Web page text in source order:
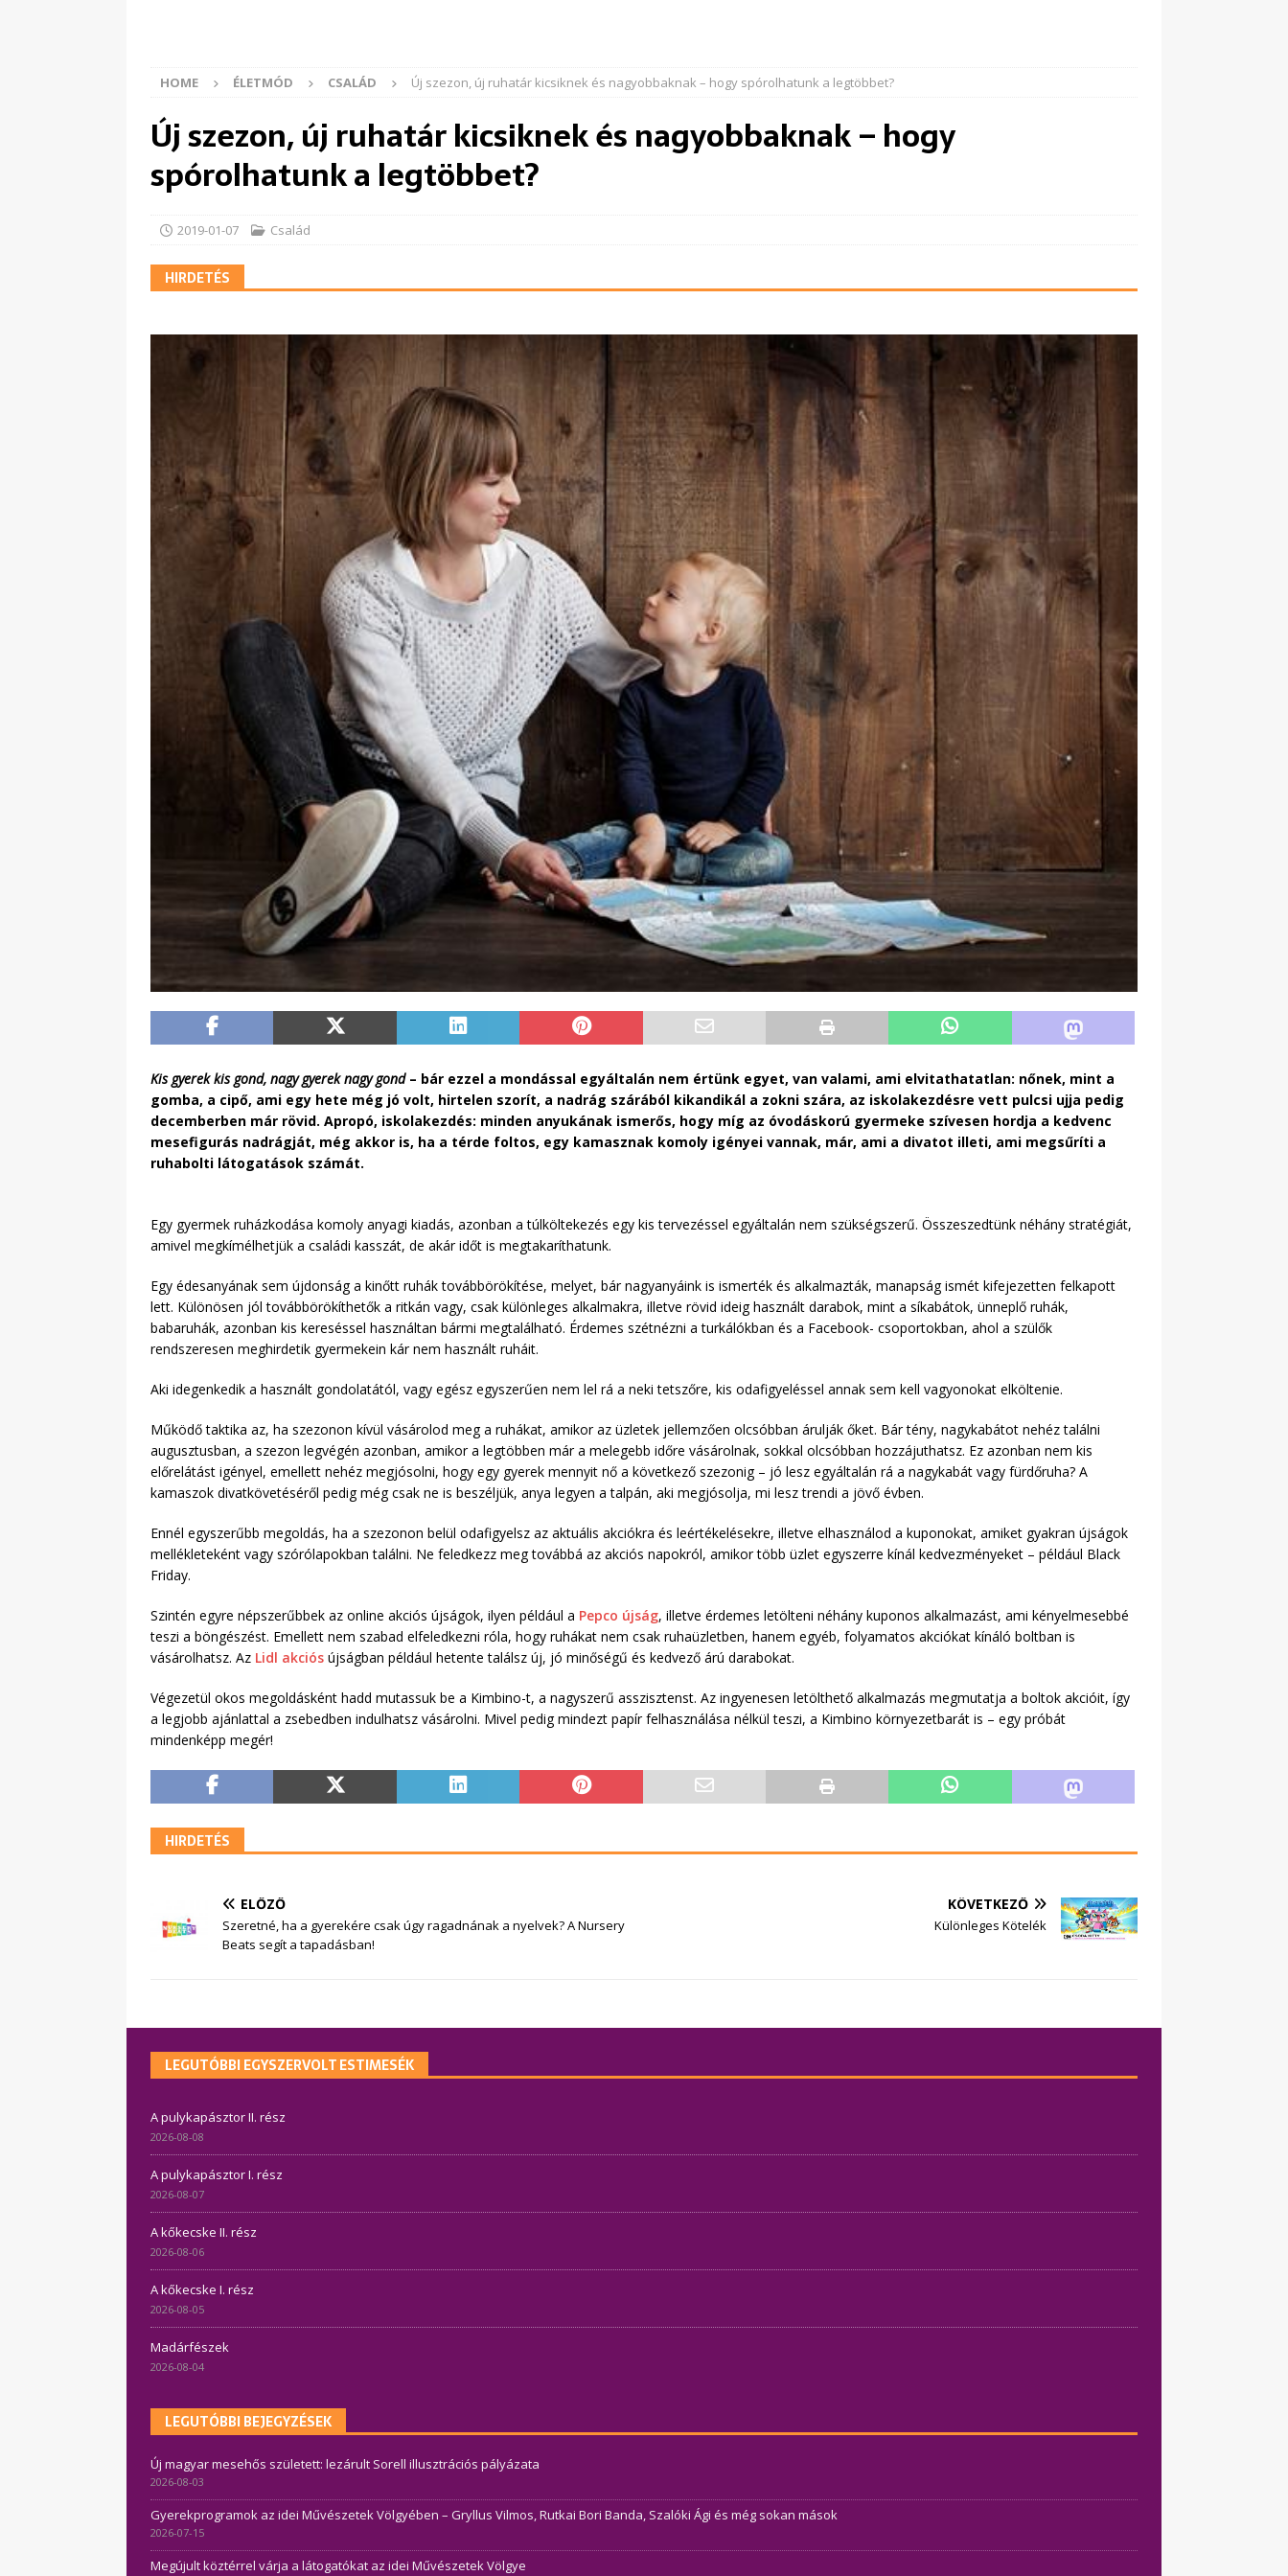
HOME ÉLETMÓD CSALÁD Új szezon, új ruhatár kicsiknek és nagyobbaknak – hogy spórolhatunk a legtöbbet?
Új szezon, új ruhatár kicsiknek és nagyobbaknak – hogy
spórolhatunk a legtöbbet?
2019-01-07 Család
HIRDETÉS
Kis gyerek kis gond, nagy gyerek nagy gond– bár ezzel a mondással egyáltalán nem értünk egyet, van valami, ami elvitathatatlan: nőnek, mint a
gomba, a cipő, ami egy hete még jó volt, hirtelen szorít, a nadrág szárából kikandikál a zokni szára, az iskolakezdésre vett pulcsi ujja pedig
decemberben már rövid. Apropó, iskolakezdés: minden anyukának ismerős, hogy míg az óvodáskorú gyermeke szívesen hordja a kedvenc
mesefigurás nadrágját, még akkor is, ha a térde foltos, egy kamasznak komoly igényei vannak, már, ami a divatot illeti, ami megsűríti a
ruhabolti látogatások számát.
Egy gyermek ruházkodása komoly anyagi kiadás, azonban a túlköltekezés egy kis tervezéssel egyáltalán nem szükségszerű. Összeszedtünk néhány stratégiát,
amivel megkímélhetjük a családi kasszát, de akár időt is megtakaríthatunk.
Egy édesanyának sem újdonság a kinőtt ruhák továbbörökítése, melyet, bár nagyanyáink is ismerték és alkalmazták, manapság ismét kifejezetten felkapott
lett. Különösen jól továbbörökíthetők a ritkán vagy, csak különleges alkalmakra, illetve rövid ideig használt darabok, mint a síkabátok, ünneplő ruhák,
babaruhák, azonban kis kereséssel használtan bármi megtalálható. Érdemes szétnézni a turkálókban és a Facebook- csoportokban, ahol a szülők
rendszeresen meghirdetik gyermekein kár nem használt ruháit.
Aki idegenkedik a használt gondolatától, vagy egész egyszerűen nem lel rá a neki tetszőre, kis odafigyeléssel annak sem kell vagyonokat elköltenie.
Működő taktika az, ha szezonon kívül vásárolod meg a ruhákat, amikor az üzletek jellemzően olcsóbban árulják őket. Bár tény, nagykabátot nehéz találni
augusztusban, a szezon legvégén azonban, amikor a legtöbben már a melegebb időre vásárolnak, sokkal olcsóbban hozzájuthatsz. Ez azonban nem kis
előrelátást igényel, emellett nehéz megjósolni, hogy egy gyerek mennyit nő a következő szezonig – jó lesz egyáltalán rá a nagykabát vagy fürdőruha? A
kamaszok divatkövetéséről pedig még csak ne is beszéljük, anya legyen a talpán, aki megjósolja, mi lesz trendi a jövő évben.
Ennél egyszerűbb megoldás, ha a szezonon belül odafigyelsz az aktuális akciókra és leértékelésekre, illetve elhasználod a kuponokat, amiket gyakran újságok
mellékleteként vagy szórólapokban találni. Ne feledkezz meg továbbá az akciós napokról, amikor több üzlet egyszerre kínál kedvezményeket – például Black
Friday.
Szintén egyre népszerűbbek az online akciós újságok, ilyen például a Pepco újság, illetve érdemes letölteni néhány kuponos alkalmazást, ami kényelmesebbé
teszi a böngészést. Emellett nem szabad elfeledkezni róla, hogy ruhákat nem csak ruhaüzletben, hanem egyéb, folyamatos akciókat kínáló boltban is
vásárolhatsz. Az Lidl akciós újságban például hetente találsz új, jó minőségű és kedvező árú darabokat.
Végezetül okos megoldásként hadd mutassuk be a Kimbino-t, a nagyszerű asszisztenst. Az ingyenesen letölthető alkalmazás megmutatja a boltok akcióit, így
a legjobb ajánlattal a zsebedben indulhatsz vásárolni. Mivel pedig mindezt papír felhasználása nélkül teszi, a Kimbino környezetbarát is – egy próbát
mindenképp megér!
HIRDETÉS
ELŐZŐ
Szeretné, ha a gyerekére csak úgy ragadnának a nyelvek? A Nursery
Beats segít a tapadásban!
KÖVETKEZŐ
Különleges Kötelék
LEGUTÓBBI EGYSZERVOLT ESTIMESÉK
A pulykapásztor II. rész
2026-08-08
A pulykapásztor I. rész
2026-08-07
A kőkecske II. rész
2026-08-06
A kőkecske I. rész
2026-08-05
Madárfészek
2026-08-04
LEGUTÓBBI BEJEGYZÉSEK
Új magyar mesehős született: lezárult Sorell illusztrációs pályázata
2026-08-03
Gyerekprogramok az idei Művészetek Völgyében – Gryllus Vilmos, Rutkai Bori Banda, Szalóki Ági és még sokan mások
2026-07-15
Megújult köztérrel várja a látogatókat az idei Művészetek Völgye